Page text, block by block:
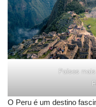
Países
O Peru é um destino